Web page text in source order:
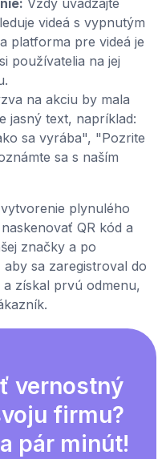
videá s vypnutým
platforma pre videá je
používatelia na jej
na akciu by mala
jasný text, napríklad:
sa vyrába", "Pozrite
sa s naším
plynulého
QR kód a
značky a po
sa zaregistroval do
získal prvú odmenu,
vernostný
firmu?
pár minút!